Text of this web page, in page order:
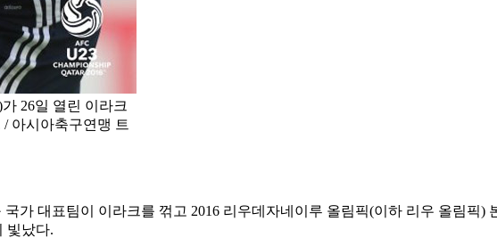
26일 열린 이라크
아시아축구연맹 트
가 대표팀이 이라크를 꺾고 2016 리우데자네이루 올림픽(이하 리우 올림픽)
빛났다.